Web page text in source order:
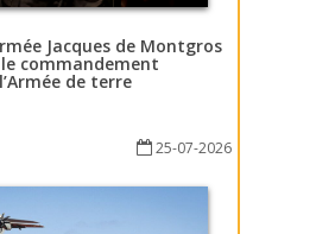
Jacques de Montgros
commandement
de terre
25-07-2026